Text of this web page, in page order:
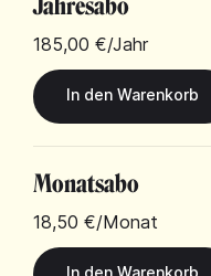
Jahresabo
185,00 €/Jahr
Monatsabo
18,50 €/Monat